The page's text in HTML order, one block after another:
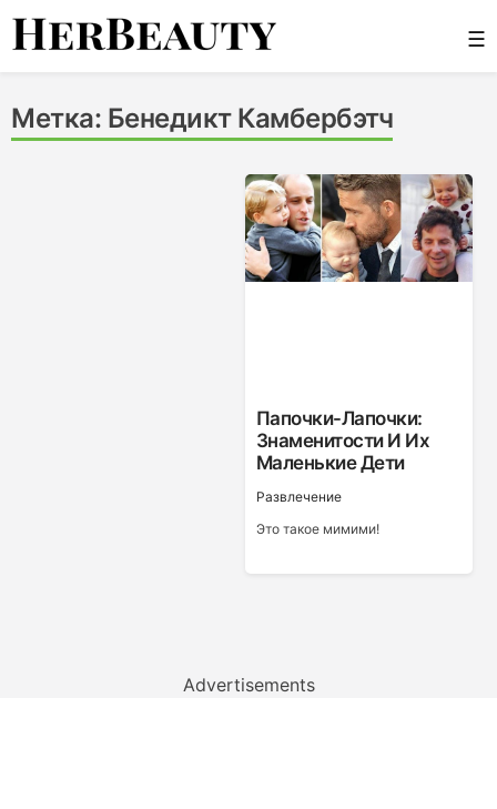
Skip
☰
Метка: Бенедикт Камбербэтч
Папочки-Лапочки:
Знаменитости И Их
Маленькие Дети
Развлечение
Это такое мимими!
Advertisements